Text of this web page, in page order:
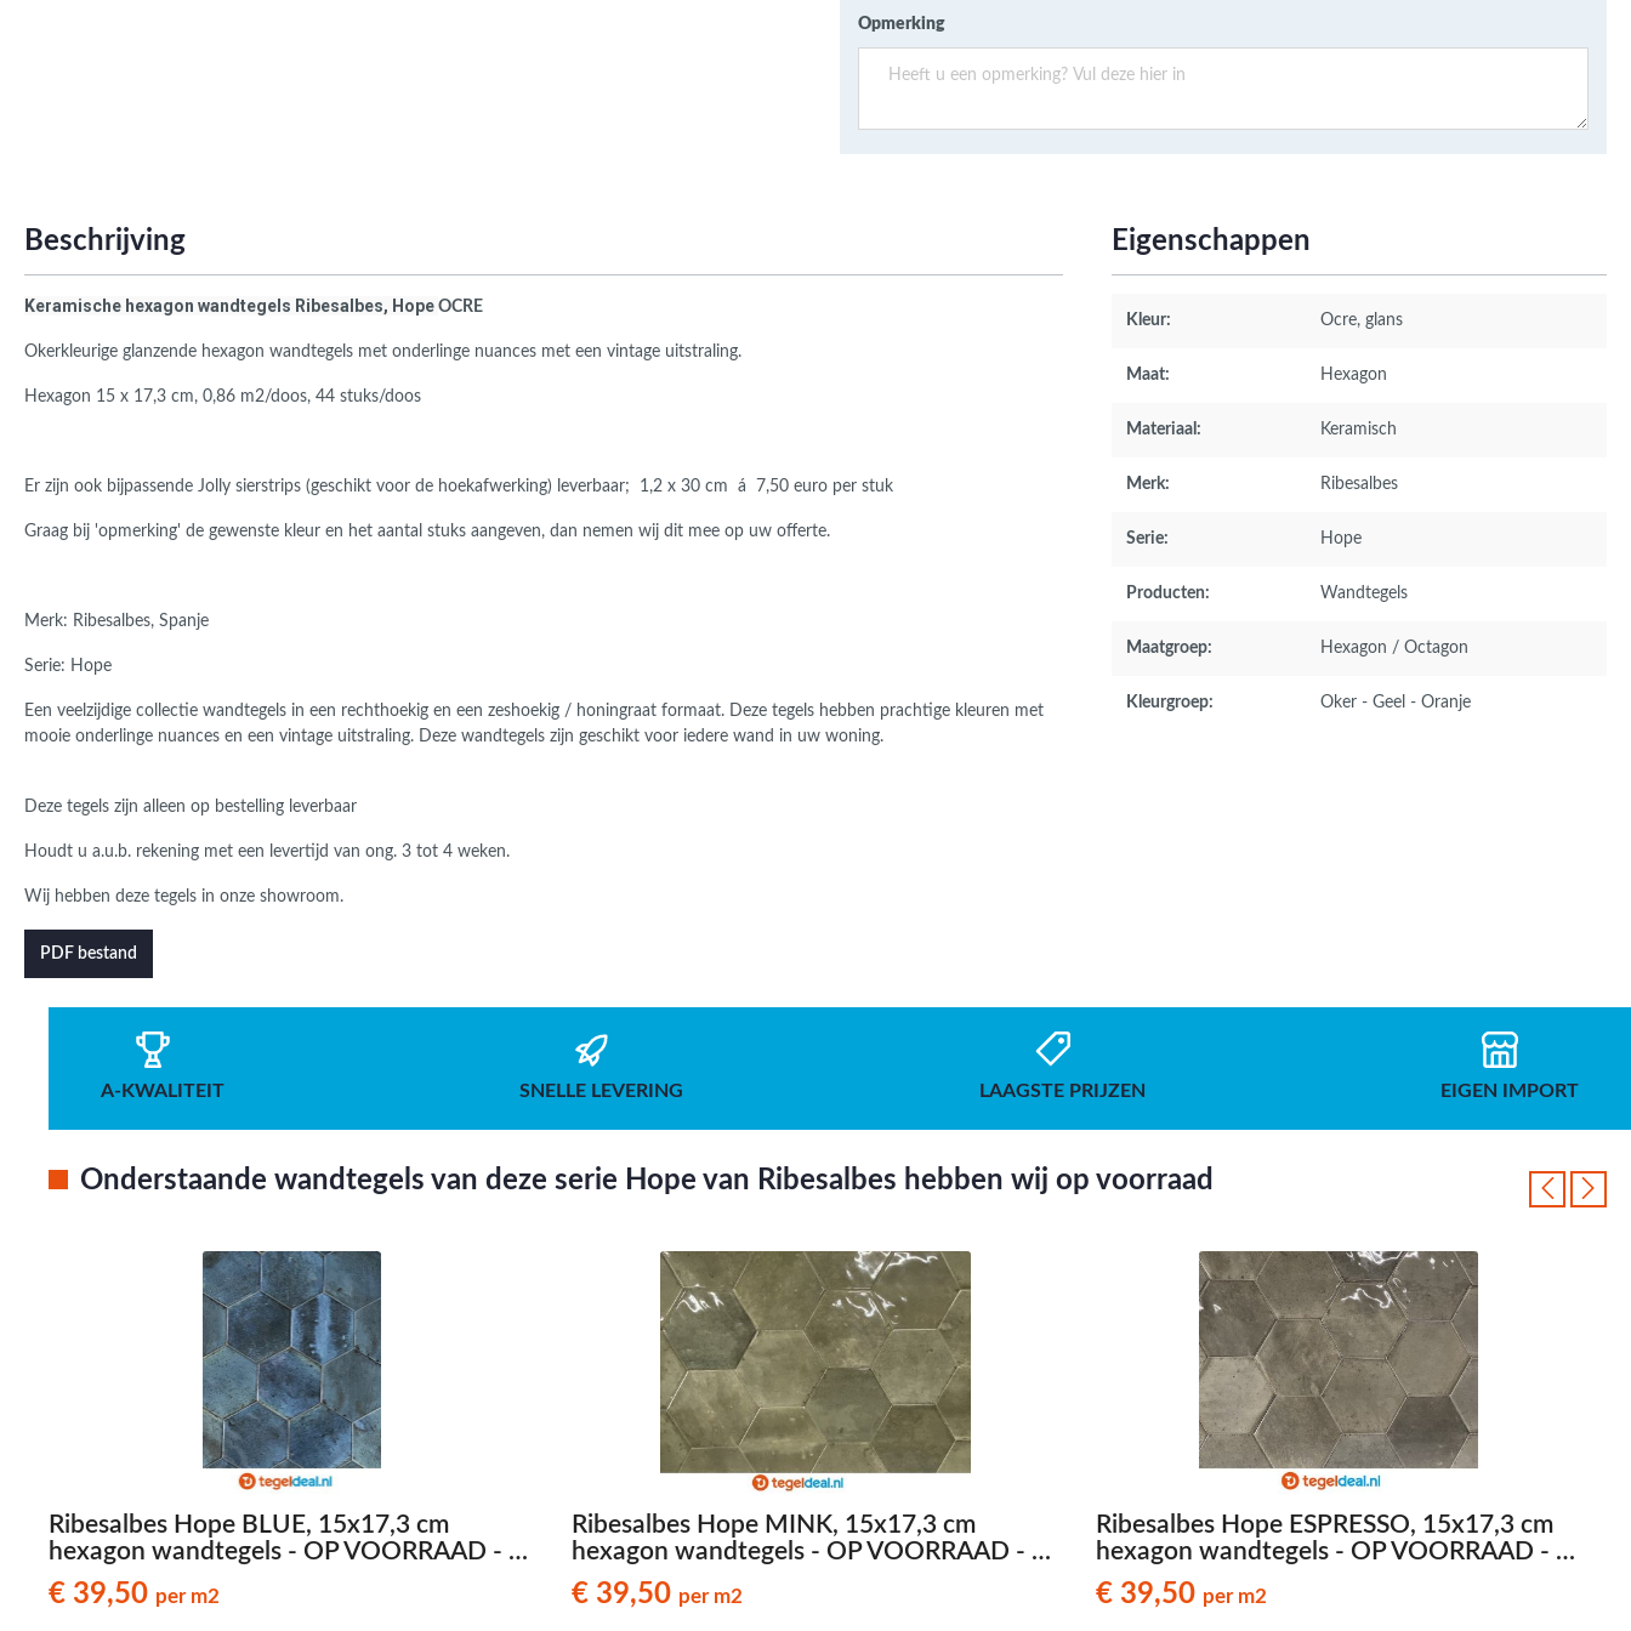
Opmerking
Beschrijving
Keramische hexagon wandtegels Ribesalbes, Hope OCRE
Okerkleurige glanzende hexagon wandtegels met onderlinge nuances met een vintage uitstraling.
Hexagon 15 x 17,3 cm, 0,86 m2/doos, 44 stuks/doos
Er zijn ook bijpassende Jolly sierstrips (geschikt voor de hoekafwerking) leverbaar; 1,2 x 30 cm á 7,50 euro per stuk
Graag bij 'opmerking' de gewenste kleur en het aantal stuks aangeven, dan nemen wij dit mee op uw offerte.
Merk: Ribesalbes, Spanje
Serie: Hope
Een veelzijdige collectie wandtegels in een rechthoekig en een zeshoekig / honingraat formaat. Deze tegels hebben prachtige kleuren met
mooie onderlinge nuances en een vintage uitstraling. Deze wandtegels zijn geschikt voor iedere wand in uw woning.
Deze tegels zijn alleen op bestelling leverbaar
Houdt u a.u.b. rekening met een levertijd van ong. 3 tot 4 weken.
Wij hebben deze tegels in onze showroom.
PDF bestand
Eigenschappen
Kleur: Ocre, glans
Maat: Hexagon
Materiaal: Keramisch
Merk: Ribesalbes
Serie: Hope
Producten: Wandtegels
Maatgroep: Hexagon / Octagon
Kleurgroep: Oker - Geel - Oranje
A-KWALITEIT SNELLE LEVERING LAAGSTE PRIJZEN EIGEN IMPORT
Onderstaande wandtegels van deze serie Hope van Ribesalbes hebben wij op voorraad
Ribesalbes Hope BLUE, 15x17,3 cm
hexagon wandtegels - OP VOORRAAD - €
39,50 per m2
€ 39,50 per m2
Ribesalbes Hope MINK, 15x17,3 cm
hexagon wandtegels - OP VOORRAAD - €
39,50 per m2
€ 39,50 per m2
Ribesalbes Hope ESPRESSO, 15x17,3 cm
hexagon wandtegels - OP VOORRAAD - €
39,50 per m2
€ 39,50 per m2